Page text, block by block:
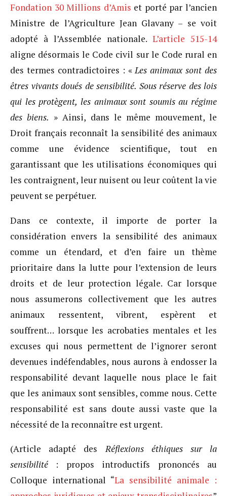
Fondation 30 Millions d’Amis et porté par l’ancien
Ministre de l’Agriculture Jean Glavany – se voit
adopté à l’Assemblée nationale. L’article 515-14
aligne désormais le Code civil sur le Code rural en
des termes contradictoires : «Les animaux sont des
êtres vivants doués de sensibilité. Sous réserve des lois
qui les protègent, les animaux sont soumis au régime
des biens. » Ainsi, dans le même mouvement, le
Droit français reconnaît la sensibilité des animaux
comme une évidence scientifique, tout en
garantissant que les utilisations économiques qui
les contraignent, leur nuisent ou leur coûtent la vie
peuvent se perpétuer.
Dans ce contexte, il importe de porter la
considération envers la sensibilité des animaux
comme un étendard, et d’en faire un thème
prioritaire dans la lutte pour l’extension de leurs
droits et de leur protection légale. Car lorsque
nous assumerons collectivement que les autres
animaux ressentent, vibrent, espèrent et
souffrent… lorsque les acrobaties mentales et les
excuses qui nous permettent de l’ignorer seront
devenues indéfendables, nous aurons à endosser la
responsabilité devant laquelle nous place le fait
que les animaux sont sensibles, comme nous. Cette
responsabilité est sans doute aussi vaste que la
nécessité de la reconnaître est urgent.
(Article adapté desRéflexions éthiques sur la
sensibilité : propos introductifs prononcés au
Colloque international “La sensibilité animale :